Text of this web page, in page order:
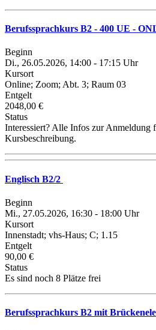
Berufssprachkurs B2 - 400 UE -
Beginn
Di., 26.05.2026, 14:00 - 17:15 Uhr
Kursort
Online; Zoom; Abt. 3; Raum 03
Entgelt
2048,00 €
Status
Interessiert? Alle Infos zur Anmeldung
Kursbeschreibung.
Englisch B2/2
Beginn
Mi., 27.05.2026, 16:30 - 18:00 Uhr
Kursort
Innenstadt; vhs-Haus; C; 1.15
Entgelt
90,00 €
Status
Es sind noch 8 Plätze frei
Berufssprachkurs B2 mit